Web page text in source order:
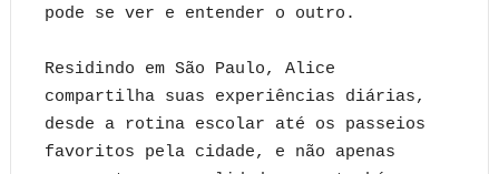
pode se ver e entender o outro.
Residindo em São Paulo, Alice
compartilha suas experiências diárias,
desde a rotina escolar até os passeios
favoritos pela cidade, e não apenas